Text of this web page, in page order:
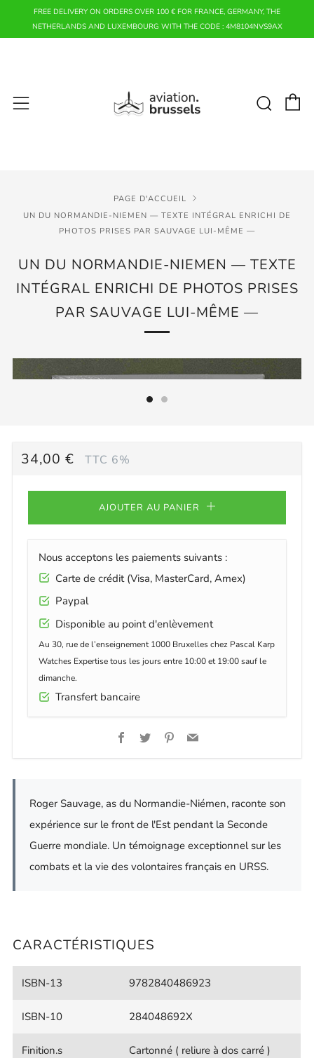
FREE DELIVERY ON ORDERS OVER 100 € FOR FRANCE, GERMANY, THE
NETHERLANDS AND LUXEMBOURG WITH THE CODE : 4M8104NVS9AX
Menu
PAGE D'ACCUEIL
UN DU NORMANDIE-NIEMEN — TEXTE INTÉGRAL ENRICHI DE
PHOTOS PRISES PAR SAUVAGE LUI-MÊME —
UN DU NORMANDIE-NIEMEN — TEXTE
INTÉGRAL ENRICHI DE PHOTOS PRISES
PAR SAUVAGE LUI-MÊME —
PRIX
34,00 € TTC 6%
AJOUTER AU PANIER
Nous acceptons les paiements suivants :
Carte de crédit (Visa, MasterCard, Amex)
Paypal
Disponible au point d'enlèvement
Au 30, rue de l’enseignement 1000 Bruxelles chez Pascal Karp
Watches Expertise tous les jours entre 10:00 et 19:00 sauf le
dimanche.
Transfert bancaire
Facebook
TwitterPinterest
Email
Roger Sauvage, as du Normandie-Niémen, raconte son
expérience sur le front de l'Est pendant la Seconde
Guerre mondiale. Un témoignage exceptionnel sur les
combats et la vie des volontaires français en URSS.
CARACTÉRISTIQUES
ISBN-13 9782840486923
ISBN-10 284048692X
Finition.s Cartonné ( reliure à dos carré )